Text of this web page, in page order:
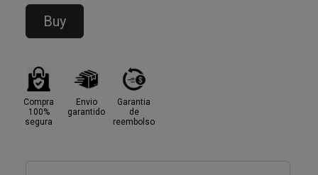
Buy
Compra
100%
segura
Envio
garantido
Garantia
de
reembolso